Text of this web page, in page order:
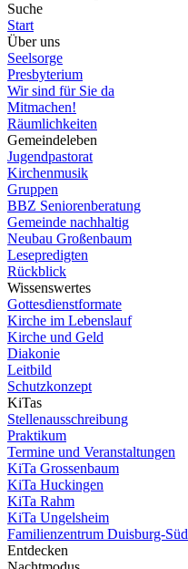
Suche
Start
Über uns
Seelsorge
Presbyterium
Wir sind für Sie da
Mitmachen!
Räumlichkeiten
Gemeindeleben
Jugendpastorat
Kirchenmusik
Gruppen
BBZ Seniorenberatung
Gemeinde nachhaltig
Neubau Großenbaum
Lesepredigten
Rückblick
Wissenswertes
Gottesdienstformate
Kirche im Lebenslauf
Kirche und Geld
Diakonie
Leitbild
Schutzkonzept
KiTas
Stellenausschreibung
Praktikum
Termine und Veranstaltungen
KiTa Grossenbaum
KiTa Huckingen
KiTa Rahm
KiTa Ungelsheim
Familienzentrum Duisburg-Süd
Entdecken